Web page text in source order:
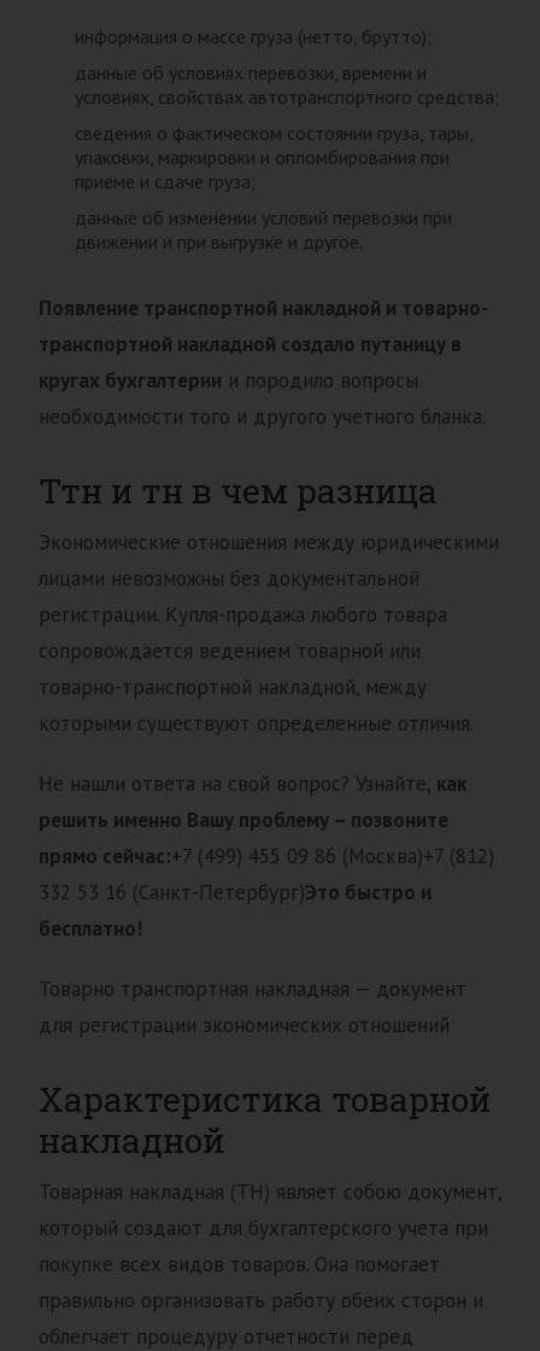
информация о массе груза (нетто, брутто);
данные об условиях перевозки, времени и
условиях, свойствах автотранспортного средства;
сведения о фактическом состоянии груза, тары,
упаковки, маркировки и опломбирования при
приеме и сдаче груза;
данные об изменении условий перевозки при
движении и при выгрузке и другое.
Появление транспортной накладной и товарно-
транспортной накладной создало путаницу в
кругах бухгалтерии и породило вопросы
необходимости того и другого учетного бланка.
Ттн и тн в чем разница
Экономические отношения между юридическими
лицами невозможны без документальной
регистрации. Купля-продажа любого товара
сопровождается ведением товарной или
товарно-транспортной накладной, между
которыми существуют определенные отличия.
Не нашли ответа на свой вопрос? Узнайте, как
решить именно Вашу проблему – позвоните
прямо сейчас:+7 (499) 455 09 86 (Москва)+7 (812)
332 53 16 (Санкт-Петербург)Это быстро и
бесплатно!
Товарно транспортная накладная — документ
для регистрации экономических отношений
Характеристика товарной
накладной
Товарная накладная (ТН) являет собою документ,
который создают для бухгалтерского учета при
покупке всех видов товаров. Она помогает
правильно организовать работу обеих сторон и
облегчает процедуру отчетности перед